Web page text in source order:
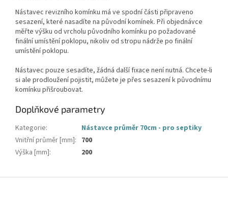
Nástavec revizního komínku má ve spodní části připraveno
sesazení, které nasadíte na původní komínek. Při objednávce
měřte výšku od vrcholu původního komínku po požadované
finální umístění poklopu, nikoliv od stropu nádrže po finální
umístění poklopu.
Nástavec pouze sesadíte, žádná další fixace není nutná. Chcete-li
si ale prodloužení pojistit, můžete je přes sesazení k původnímu
komínku přišroubovat.
Doplňkové parametry
Kategorie:
Nástavce průměr 70cm - pro septiky
Vnitřní průměr [mm]: 700
Výška [mm]: 200